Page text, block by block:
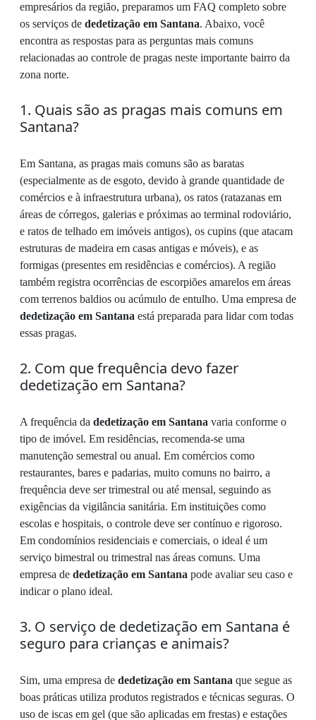
empresários da região, preparamos um FAQ completo sobre
os serviços de dedetização em Santana. Abaixo, você
encontra as respostas para as perguntas mais comuns
relacionadas ao controle de pragas neste importante bairro da
zona norte.
1. Quais são as pragas mais comuns em
Santana?
Em Santana, as pragas mais comuns são as baratas
(especialmente as de esgoto, devido à grande quantidade de
comércios e à infraestrutura urbana), os ratos (ratazanas em
áreas de córregos, galerias e próximas ao terminal rodoviário,
e ratos de telhado em imóveis antigos), os cupins (que atacam
estruturas de madeira em casas antigas e móveis), e as
formigas (presentes em residências e comércios). A região
também registra ocorrências de escorpiões amarelos em áreas
com terrenos baldios ou acúmulo de entulho. Uma empresa de
dedetização em Santana está preparada para lidar com todas
essas pragas.
2. Com que frequência devo fazer
dedetização em Santana?
A frequência da dedetização em Santana varia conforme o
tipo de imóvel. Em residências, recomenda-se uma
manutenção semestral ou anual. Em comércios como
restaurantes, bares e padarias, muito comuns no bairro, a
frequência deve ser trimestral ou até mensal, seguindo as
exigências da vigilância sanitária. Em instituições como
escolas e hospitais, o controle deve ser contínuo e rigoroso.
Em condomínios residenciais e comerciais, o ideal é um
serviço bimestral ou trimestral nas áreas comuns. Uma
empresa de dedetização em Santana pode avaliar seu caso e
indicar o plano ideal.
3. O serviço de dedetização em Santana é
seguro para crianças e animais?
Sim, uma empresa de dedetização em Santana que segue as
boas práticas utiliza produtos registrados e técnicas seguras. O
uso de iscas em gel (que são aplicadas em frestas) e estações